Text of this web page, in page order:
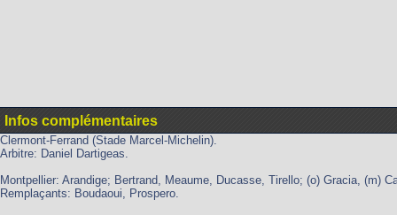
Infos complémentaires
Clermont-Ferrand (Stade Marcel-Michelin).
Arbitre: Daniel Dartigeas.
Montpellier: Arandige; Bertrand, Meaume, Ducasse, Tirello; (o) Gracia, (m)
Remplaçants: Boudaoui, Prospero.